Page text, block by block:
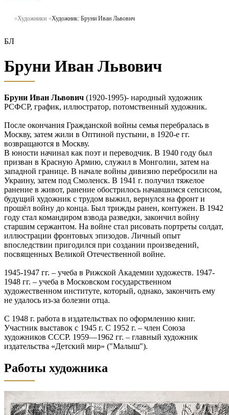
Художники Художник: Бруни Иван Львович
БЛ
Бруни Иван Львович
Бруни Иван Львович (1920-1995)- народный художник
РСФСР, график, иллюстратор, потомственный художник.
После окончания Гражданской войны семья перебралась в
Москву, затем жили в Оптиной пустыни, в 1920-е гг.
возвращаются в Москву.
В юности начинал как поэт и переводчик. В 1940 году был
призван в Красную Армию, служил в Монголии, затем на
западной границе. В начале войны дивизию перебросили на
Украину, затем под Смоленск. В 1941 г. получил тяжелое
ранение в живот, ранение обострилось начавшимся сепсисом,
будущий художник с трудом выжил, вернулся на фронт и
прошёл войну до конца. Был трижды ранен, контужен. В 1942
году стал командиром взвода разведки, закончил войну
старшим сержантом. На войне стал рисовать портреты солдат,
иллюстрации фронтовых эпизодов. Личный опыт
впоследствии пригодился при создании произведений,
посвященных Великой Отечественной войне.
1945-1947 гг. – учеба в Рижской Академии художеств. 1947-
1948 гг. – учеба в Московском государственном
художественном институте, который, однако, закончить ему
не удалось из-за болезни отца.
С 1948 г. работа в издательствах по оформлению книг.
Участник выставок с 1945 г. С 1952 г. – член Союза
художников СССР. 1959—1962 гг. – главный художник
издательства «Детский мир» ("Малыш").
Работы художника